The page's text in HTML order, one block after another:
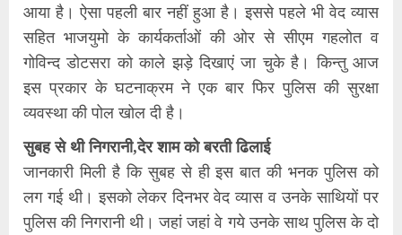
आया है। ऐसा पहली बार नहीं हुआ है। इससे पहले भी वेद व्यास
सहित भाजयुमो के कार्यकर्ताओं की ओर से सीएम गहलोत व
गोविन्द डोटसरा को काले झड़े दिखाएं जा चुके है। किन्तु आज
इस प्रकार के घटनाक्रम ने एक बार फिर पुलिस की सुरक्षा
व्यवस्था की पोल खोल दी है।
सुबह से थी निगरानी,देर शाम को बरती ढिलाई
जानकारी मिली है कि सुबह से ही इस बात की भनक पुलिस को
लग गई थी। इसको लेकर दिनभर वेद व्यास व उनके साथियों पर
पुलिस की निगरानी थी। जहां जहां वे गये उनके साथ पुलिस के दो